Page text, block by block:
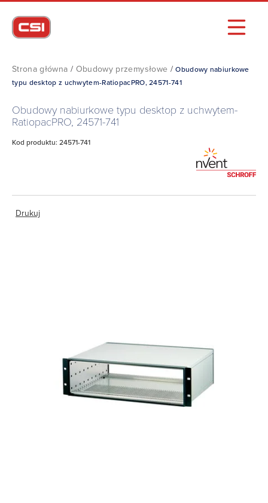
Strona główna / Obudowy przemysłowe /Obudowy nabiurkowe
typu desktop z uchwytem-RatiopacPRO, 24571-741
Obudowy nabiurkowe typu desktop z uchwytem-
RatiopacPRO, 24571-741
Kod produktu: 24571-741
Drukuj